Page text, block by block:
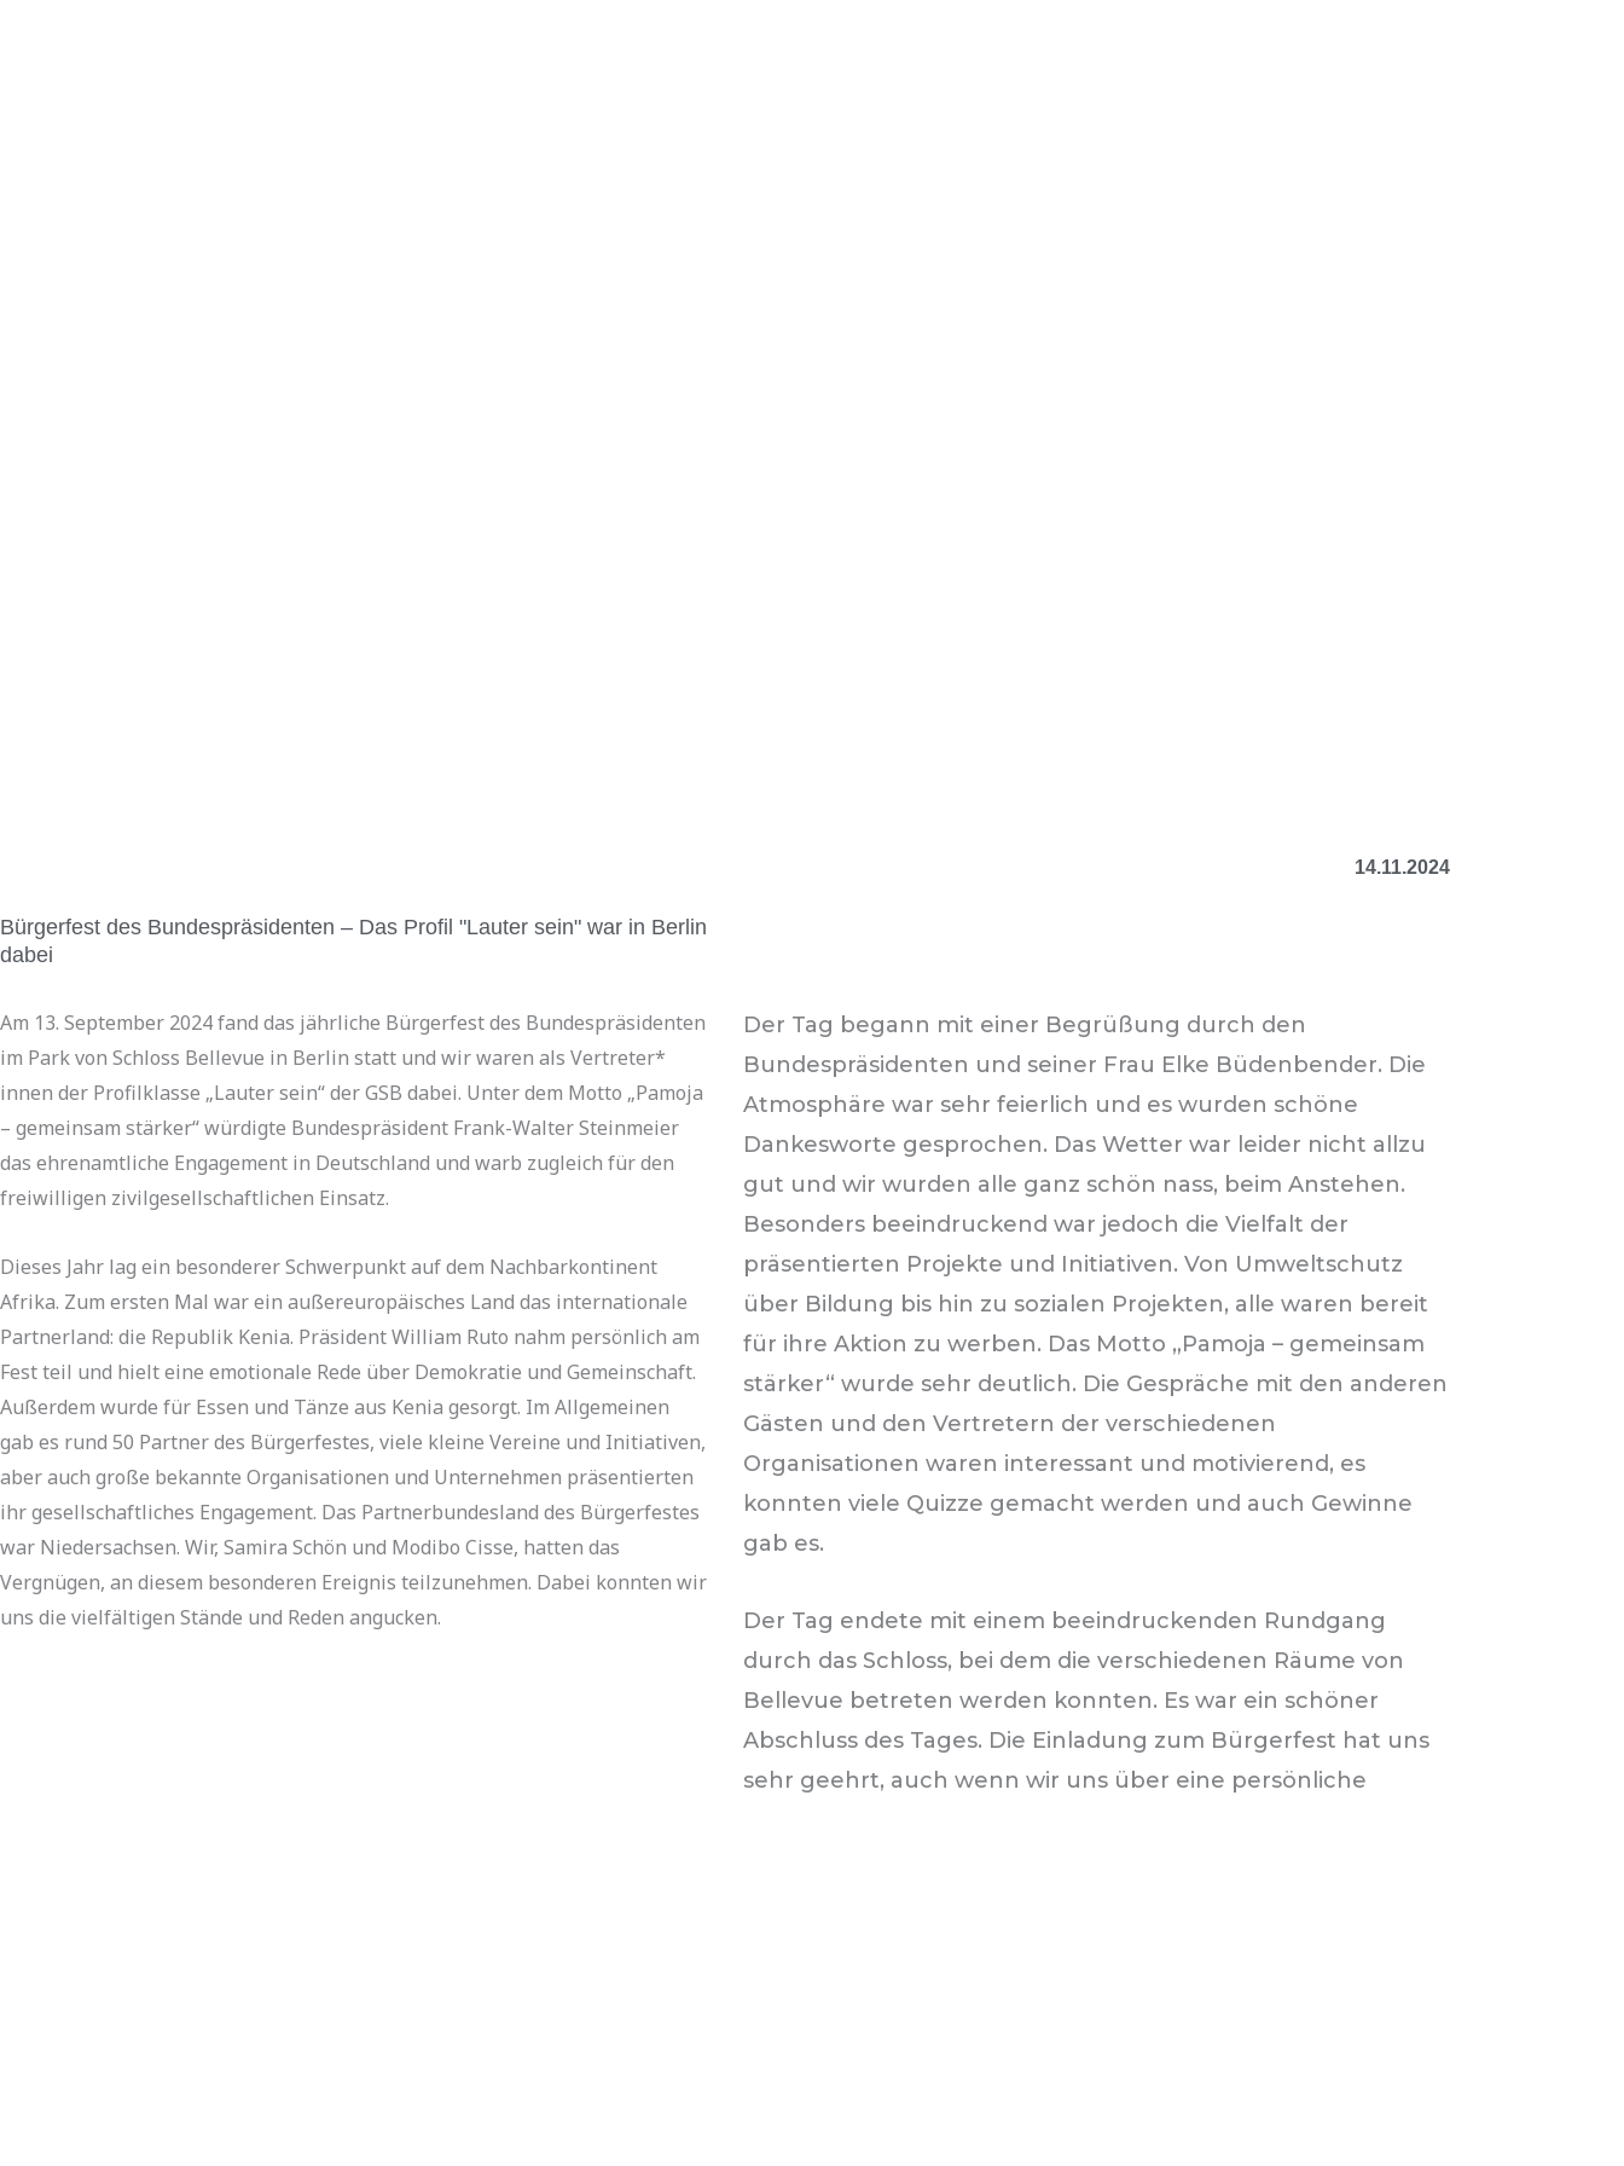
14.11.2024
Bürgerfest des Bundespräsidenten – Das Profil "Lauter sein" war in Berlin
dabei
Am 13. September 2024 fand das jährliche Bürgerfest des Bundespräsidenten
im Park von Schloss Bellevue in Berlin statt und wir waren als Vertreter*
innen der Profilklasse „Lauter sein“ der GSB dabei. Unter dem Motto „Pamoja
– gemeinsam stärker“ würdigte Bundespräsident Frank-Walter Steinmeier
das ehrenamtliche Engagement in Deutschland und warb zugleich für den
freiwilligen zivilgesellschaftlichen Einsatz.
Dieses Jahr lag ein besonderer Schwerpunkt auf dem Nachbarkontinent
Afrika. Zum ersten Mal war ein außereuropäisches Land das internationale
Partnerland: die Republik Kenia. Präsident William Ruto nahm persönlich am
Fest teil und hielt eine emotionale Rede über Demokratie und Gemeinschaft.
Außerdem wurde für Essen und Tänze aus Kenia gesorgt. Im Allgemeinen
gab es rund 50 Partner des Bürgerfestes, viele kleine Vereine und Initiativen,
aber auch große bekannte Organisationen und Unternehmen präsentierten
ihr gesellschaftliches Engagement. Das Partnerbundesland des Bürgerfestes
war Niedersachsen. Wir, Samira Schön und Modibo Cisse, hatten das
Vergnügen, an diesem besonderen Ereignis teilzunehmen. Dabei konnten wir
uns die vielfältigen Stände und Reden angucken.
Der Tag begann mit einer Begrüßung durch den
Bundespräsidenten und seiner Frau Elke Büdenbender. Die
Atmosphäre war sehr feierlich und es wurden schöne
Dankesworte gesprochen. Das Wetter war leider nicht allzu
gut und wir wurden alle ganz schön nass, beim Anstehen.
Besonders beeindruckend war jedoch die Vielfalt der
präsentierten Projekte und Initiativen. Von Umweltschutz
über Bildung bis hin zu sozialen Projekten, alle waren bereit
für ihre Aktion zu werben. Das Motto „Pamoja – gemeinsam
stärker“ wurde sehr deutlich. Die Gespräche mit den anderen
Gästen und den Vertretern der verschiedenen
Organisationen waren interessant und motivierend, es
konnten viele Quizze gemacht werden und auch Gewinne
gab es.
Der Tag endete mit einem beeindruckenden Rundgang
durch das Schloss, bei dem die verschiedenen Räume von
Bellevue betreten werden konnten. Es war ein schöner
Abschluss des Tages. Die Einladung zum Bürgerfest hat uns
sehr geehrt, auch wenn wir uns über eine persönliche